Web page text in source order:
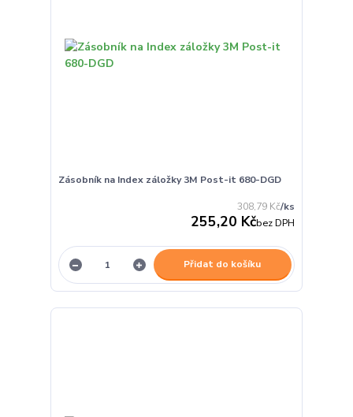
Zásobník na Index záložky 3M Post-it 680-DGD
308,79 Kč/ks
255,20 Kčbez DPH
Přidat do košíku